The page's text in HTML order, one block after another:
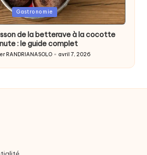
Gastronomie
de la betterave à la cocotte
: le guide complet
RANDRIANASOLO avril 7, 2026